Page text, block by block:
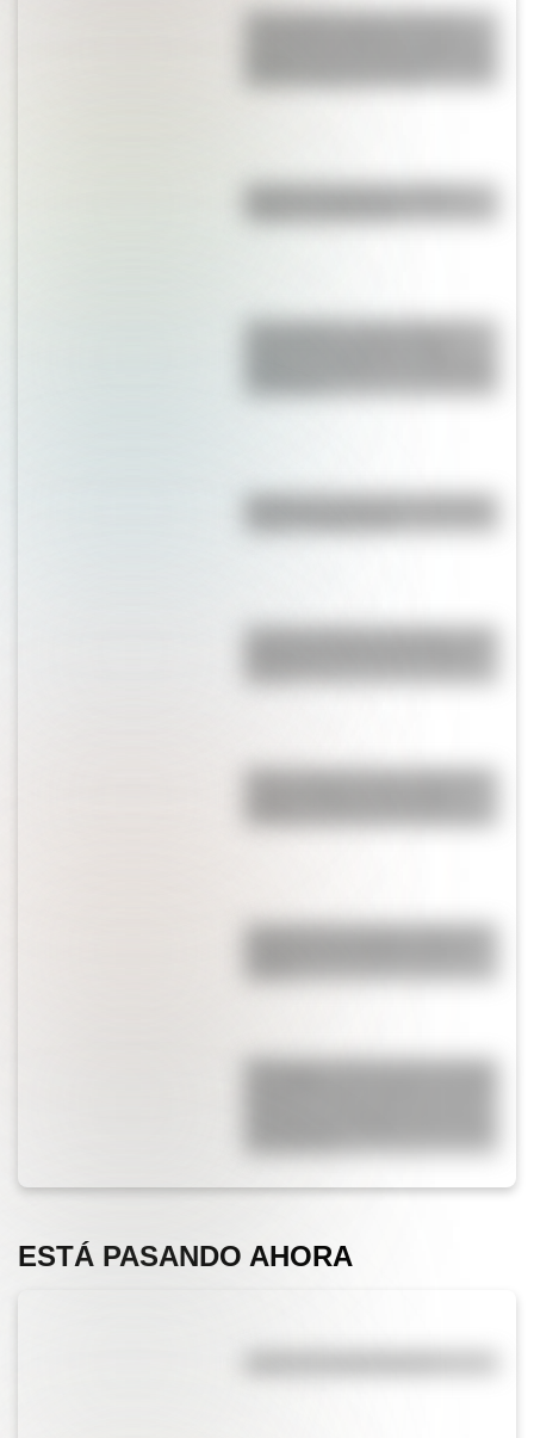
17 de agosto para docentes:
Bandera de Bolivia: historia,
origen y significado
17 de agosto: cómo hacer el
Bandera de Santa Cruz: historia,
Castillo de Rafael Obligado, una
Parque Nacional San Guillermo:
Conocé a las mujeres detrás de
Kavanagh: la fascinante historia
ESTÁ PASANDO AHORA